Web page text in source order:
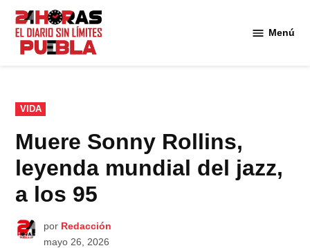
Saltar
contenido
Menú
PUBLICADO
EN
VIDA
Muere Sonny Rollins,
leyenda mundial del jazz,
a los 95
por Redacción
mayo 26, 2026